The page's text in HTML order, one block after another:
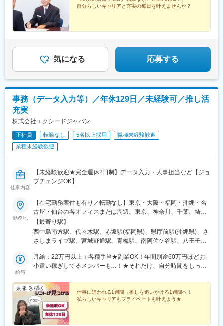
駅、富士駅、津駅、あすなろう四日市駅、伊勢市駅、桑名駅、松
阪駅、大津駅、彦根駅、草津駅(滋賀県)、長浜駅、近江八幡駅、神
戸三宮駅(阪神)、姫路駅、西宮北口駅、尼崎駅(阪神線)、明石駅、
近鉄奈良駅、奈良駅、大和八木駅、生駒駅、近鉄郡山駅、和歌山
吉駅、境港駅、松江駅、電鉄出雲市駅、浜田駅、益田駅、安来
駅、岡山駅前駅、倉敷駅、津山駅、宇野駅、新見駅、広島駅、立
町駅、呉駅、尾道駅、下関駅、山口駅(山口県)、琴芝駅、徳山駅、
県)、瓦町駅、丸亀駅、大手町駅(東京都)、有楽町駅、国会議事堂
前駅、神保町駅、馬喰町駅、末広町駅(東京都)、半蔵門駅、東京
駅、銀座駅、築地駅、新日本橋駅、永田町駅、乃木坂駅、霞ケ関
都)、都庁前駅、牛込神楽坂駅、四谷三丁目駅、西早稲田駅、新大
久保駅、後楽園駅、田原町駅(東京都)、御徒町駅、東日本橋駅、大
崎広小路駅、西小山駅、代官山駅、奥沢駅、京急蒲田駅、西太子
堂駅、二子新地駅、南新宿駅、南阿佐ケ谷駅、東池袋駅、赤羽岩
淵駅、日暮里駅、地下鉄成増駅、豊島園駅(都営線)、井の頭公園
みなとみらい駅、関内駅、京急川崎駅、新丸子駅、溝の口駅、石
上駅、汐入駅、和田塚駅、緑町駅、南越谷駅、本川越駅、京成千
東梅田駅、北新地駅、肥後橋駅、四ツ橋駅、なんば駅(地下鉄)、堺
筋本町駅、北浜駅(大阪府)、天王寺駅前駅、東淀川駅、高槻市駅、
宮之阪駅、京都市役所前駅、四条駅(京都市営)、宇治駅(京阪線)、
長岡天神駅、近鉄名古屋駅、栄町駅(愛知県)、丸の内駅(愛知県)、
矢場町駅、東別院駅、車道駅、名鉄一宮駅、新豊田駅、新豊橋
駅、花畑駅、札幌駅、函館駅前駅、弘前東高前駅、津軽五所川原
駅、仙台駅(地下鉄)、西塩釜駅、曽根田駅、宇都宮駅東口駅、前橋
沢駅、福井駅(福井県)、西鯖江駅、たけふ新駅、上大月駅、市役所
前駅(長野県)、西松本駅、城下駅(長野県)、岐阜駅、可児駅、日吉
町駅、新浜松駅、三島広小路駅、近鉄四日市駅、宇治山田駅、西
桑名駅、上栄町駅、三宮・花時計前駅、山陽姫路駅、山陽明石
駅、八木西口駅、鳥居前駅、田中口駅、出雲市駅、西川緑道公園
軍校前駅、光の森駅、大分駅、佐伯駅、中津駅(大分県)、日田駅、
宇佐駅、別府駅(大分県)、鶴崎駅、延岡駅、西都城駅、宮崎駅、油
津駅、小林駅(宮崎県)、日向新富駅、高見橋駅、川内駅(鹿児島
県)、志布志駅、枕崎駅、宮ケ浜駅、国分駅(鹿児島県)、谷山駅(指
浦添前田駅、旦過駅、西鉄福岡駅、甘木駅(甘木鉄道線)、桜並木
駅、梅林駅(福岡県)、長崎駅前駅、島原船津駅、原爆資料館駅、佐
世保中央駅、新町駅(熊本県)、人吉駅、鹿児島中央駅前駅、市役所
前駅(鹿児島県)、奥武山公園駅、天神南駅、雑餉隈駅、桜町駅(長
崎県)、浦上駅前駅、佐世保駅、西辛島町駅、鹿児島中央駅、いづ
自分らしいキャリアと充実の毎日を叶えませんか？
気になる 応募する
事務（データ入力等）／年休129日／未経験可／推し活
充実
株式会社エクシードジャパン
正社員 転勤なし 5名以上採用
職種未経験歓迎
業種未経験歓迎
仕事内容
【未経験歓迎★完全週休2日制】データ入力・人事担当など【ジョ
ブチェンジOK】
勤務地
【在宅勤務案件も有り／転勤なし】東京・大阪・福岡・沖縄・名
古屋・仙台の各オフィスまたは周辺、東京、神奈川、千葉、埼
玉、宮城、愛知、岐阜、静岡、三重、大阪、京都、兵庫、奈良、
滋賀、和歌山、福岡、佐賀、長崎、熊本、大分、宮崎、鹿児島、
沖縄の各勤務先★20名以上を採用予定！★豊富な選択肢の中か
界、旅行、美容、Webマーケターなど大手企業を含む様々な企
業。そのため色んな業界・職種へのチャレンジができます♪★受動
【最寄り駅】
西中島南方駅、代々木駅、赤坂駅(福岡県)、県庁前駅(沖縄県)、さ
さしまライブ駅、宮城野通駅、青梅駅、南阿佐ケ谷駅、八王子
駅、高輪台駅、芝公園駅、新橋駅、赤坂駅(東京都)、大門駅(東京
都)、日暮里駅(舎人ライナー)、三鷹駅、恵比寿駅、広尾駅、渋谷
駅(東京都)、末広町駅(東京都)、東京駅、九段下駅、麹町駅、神保
町駅、神田駅(東京都)、飯田橋駅、有楽町駅、綾瀬駅、北千住駅、
上野御徒町駅、蒲田駅、大森駅(東京都)、東銀座駅、日本橋駅(東
京都)、三越前駅、小伝馬町駅、八丁堀駅(東京都)、中野坂上駅、
中野駅(東京都)、町田駅、目黒駅、立会川駅、五反田駅、井の頭公
給与
月給：22万円以上＋各種手当★副業OK！年間別途60万円ほどお
小遣い稼ぎしてるメンバーも…！★それだけ、自分時間をしっか
自分の為の時間を過ごしてください♪ ※経験・能力を考慮の上、
当社規定により優遇いたします。※月給には一律の職務手当（3万
5,000円）を含みます。
仕事に追われる1週間→推しを追いかける1週間へ！
私らしいキャリアもプライベートも叶えよう★